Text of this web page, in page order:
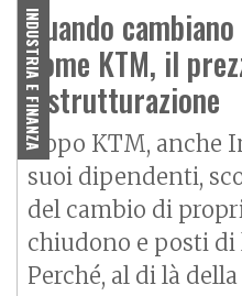
Adiva
Aeon
Axy
INDUSTRIA E FINANZA
Quando
come KTM, il
ristrutturazione
Dopo KTM, anche
suoi dipendenti,
del cambio di
chiudono e posti di
Perché, al di là